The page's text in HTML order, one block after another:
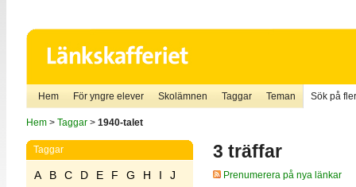
Hem För yngre elever Skolämnen Taggar Teman Sök på
Hem> Taggar> 1940-talet
Taggar
A B C D E F G H I
J
3 träffar
Prenumerera på nya länkar